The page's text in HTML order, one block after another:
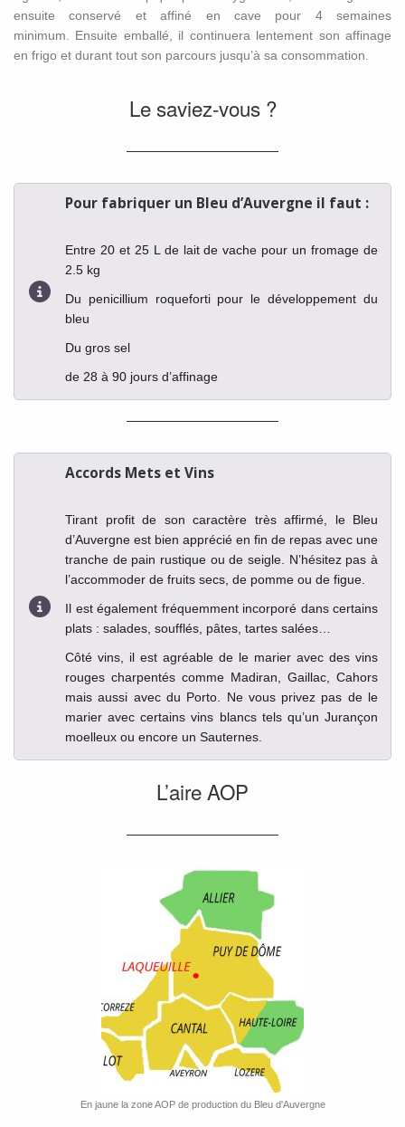
ensuite conservé et affiné en cave pour 4 semaines
minimum. Ensuite emballé, il continuera lentement son affinage
en frigo et durant tout son parcours jusqu’à sa consommation.
Le saviez-vous ?
Pour fabriquer un Bleu d’Auvergne il faut :
Entre 20 et 25 L de lait de vache pour un fromage de
2.5 kg
Du penicillium roqueforti pour le développement du
bleu
Du gros sel
de 28 à 90 jours d’affinage
Accords Mets et Vins
Tirant profit de son caractère très affirmé, le Bleu
d’Auvergne est bien apprécié en fin de repas avec une
tranche de pain rustique ou de seigle. N’hésitez pas à
l’accommoder de fruits secs, de pomme ou de figue.
Il est également fréquemment incorporé dans certains
plats : salades, soufflés, pâtes, tartes salées…
Côté vins, il est agréable de le marier avec des vins
rouges charpentés comme Madiran, Gaillac, Cahors
mais aussi avec du Porto. Ne vous privez pas de le
marier avec certains vins blancs tels qu’un Jurançon
moelleux ou encore un Sauternes.
L’aire AOP
En jaune la zone AOP de production du Bleu d'Auvergne